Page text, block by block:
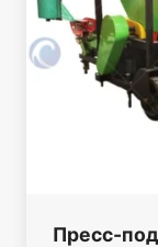
Пресс-